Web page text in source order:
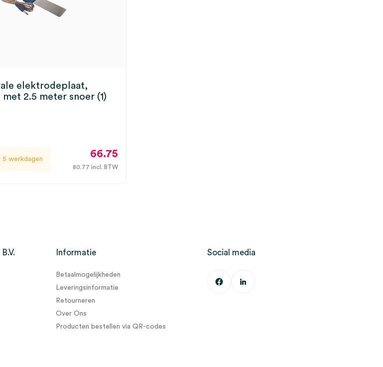
elektrodeplaat,
met 2.5 meter snoer (1)
werkdagen 66.75
80.77 incl. BTW
Informatie
Betaalmogelijkheden
Leveringsinformatie
Retourneren
Over Ons
Producten bestellen via QR-codes
Social media